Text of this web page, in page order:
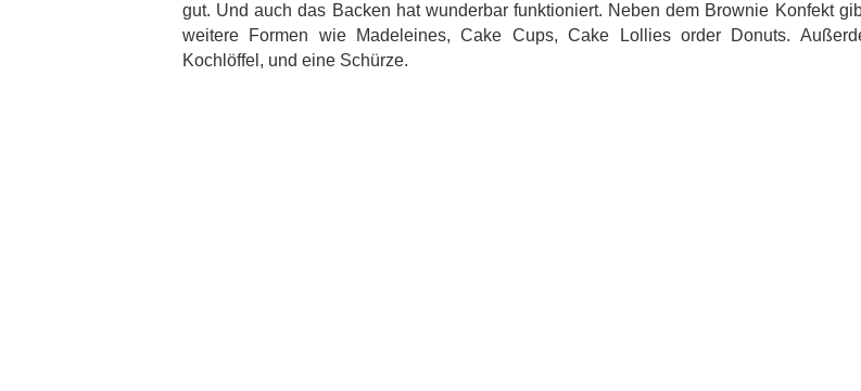
gut. Und auch das Backen hat wunderbar funktioniert. Neben dem Brownie Konfekt
weitere Formen wie Madeleines, Cake Cups, Cake Lollies order Donuts.
Kochlöffel, und eine Schürze.